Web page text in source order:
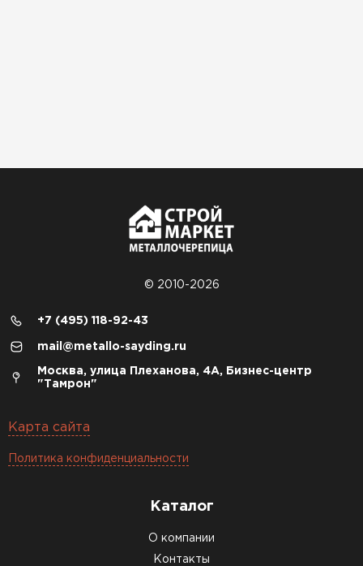
© 2010-2026
+7 (495) 118-92-43
mail@metallo-sayding.ru
Москва, улица Плеханова, 4А, Бизнес-центр
"Тамрон"
Карта сайта
Политика конфиденциальности
Каталог
О компании
Контакты